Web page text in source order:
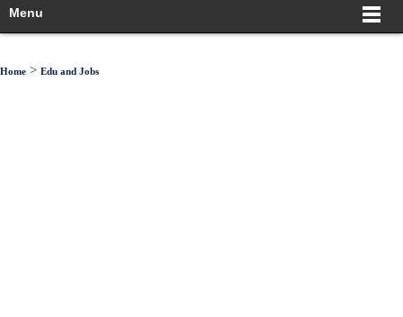
Menu
Home > Edu and Jobs